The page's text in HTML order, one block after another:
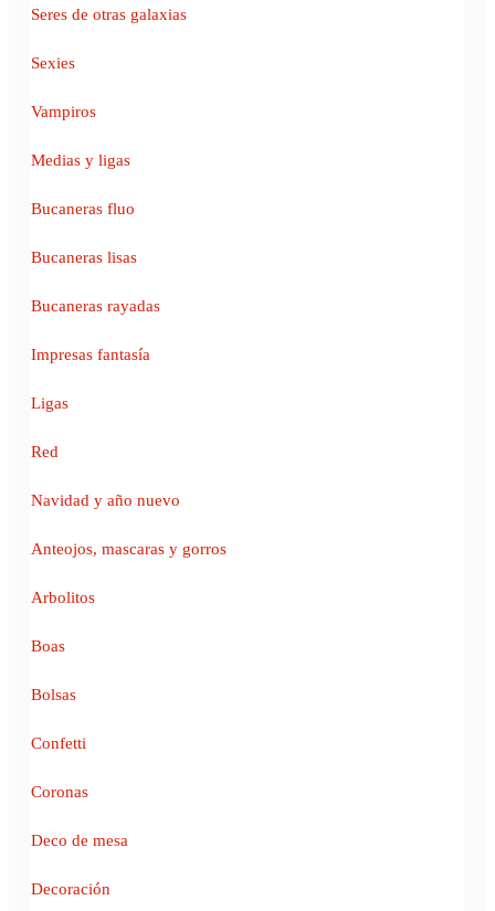
Seres de otras galaxias
Sexies
Vampiros
Medias y ligas
Bucaneras fluo
Bucaneras lisas
Bucaneras rayadas
Impresas fantasía
Ligas
Red
Navidad y año nuevo
Anteojos, mascaras y gorros
Arbolitos
Boas
Bolsas
Confetti
Coronas
Deco de mesa
Decoración